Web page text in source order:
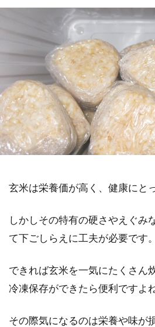
玄米は栄養価が高く、健康にと
しかしその特有の硬さやえぐみ
て下ごしらえに工夫が必要です。
できれば玄米を一気にたくさん
冷凍保存ができたら便利ですよね
その際気になるのは栄養や味が